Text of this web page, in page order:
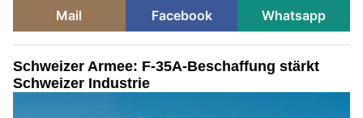
Mail
Facebook Whatsapp
Schweizer Armee: F-35A-Beschaffung stärkt
Schweizer Industrie